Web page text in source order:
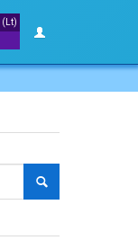
(Lt)